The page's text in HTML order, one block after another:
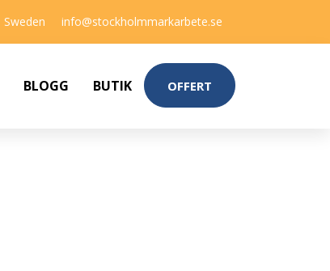
Sweden info@stockholmmarkarbete.se
BLOGG BUTIK OFFERT